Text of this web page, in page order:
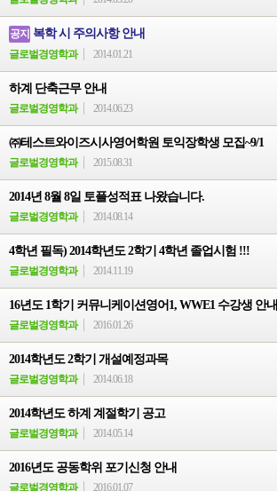
공지 복학 시 주의사항 안내
글로벌경영학과 2014.01.21
하계 단축근무 안내
글로벌경영학과 2014.06.23
㈜테스트와이즈시사영어학원 토익장학생 모집~9/1
글로벌경영학과 2015.08.31
2014년 8월 8일 토플성적표 나왔습니다.
글로벌경영학과 2014.08.14
4학년 필독) 2014학년도 2학기 4학년 졸업시험 !!!
글로벌경영학과 2014.11.19
16년도 1학기 커뮤니케이션영어1, WWE1 수강생 안내
글로벌경영학과 2016.01.26
2014학년도 2학기 개설예정과목
글로벌경영학과 2014.06.18
2014학년도 하계 계절학기 공고
글로벌경영학과 2014.05.14
2016년도 공동학위 포기신청 안내
글로벌경영학과 2016.01.07